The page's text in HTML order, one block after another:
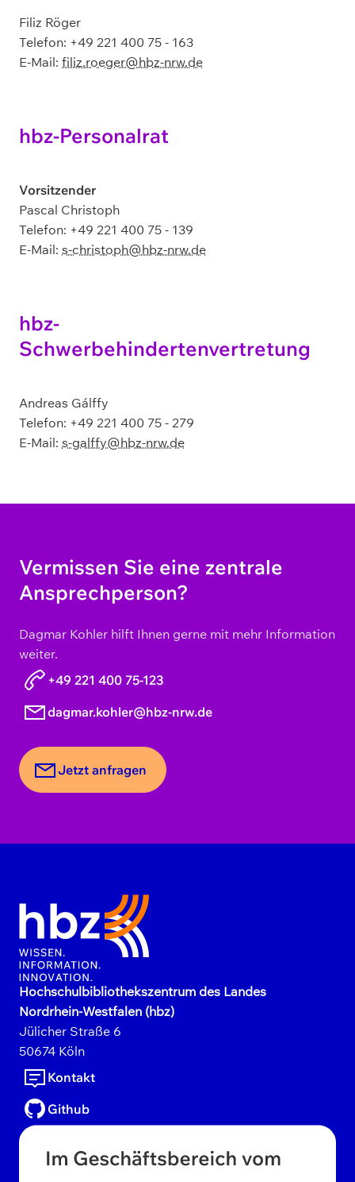
Filiz Röger
Telefon: +49 221 400 75 - 163
E-Mail: filiz.roeger@hbz-nrw.de
hbz-Personalrat
Vorsitzender
Pascal Christoph
Telefon: +49 221 400 75 - 139
E-Mail: s-christoph@hbz-nrw.de
hbz-
Schwerbehindertenvertretung
Andreas Gálffy
Telefon: +49 221 400 75 - 279
E-Mail: s-galffy@hbz-nrw.de
Vermissen Sie eine zentrale
Ansprechperson?
Dagmar Kohler hilft Ihnen gerne mit mehr Information
weiter.
+49 221 400 75-123
dagmar.kohler@hbz-nrw.de
Jetzt anfragen
Hochschulbibliothekszentrum des Landes
Nordrhein-Westfalen (hbz)
Jülicher Straße 6
50674 Köln
Kontakt
Github